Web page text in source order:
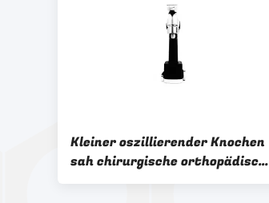
Kleiner oszillierender Knochen
sah chirurgische orthopädische
Instrumente Handeld